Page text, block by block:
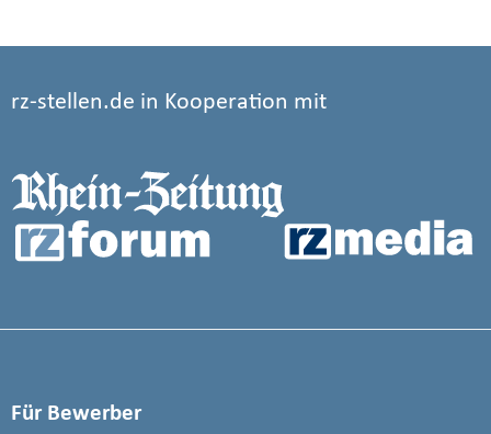
rz-stellen.de in Kooperation mit
Für Bewerber